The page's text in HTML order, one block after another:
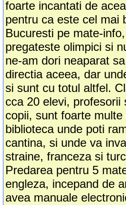
foarte incantati de
pentru ca este cel mai
Bucuresti pe mate-
pregateste olimpici si
ne-am dori neaparat
directia aceea, dar
si sunt cu totul altfel.
cca 20 elevi, profesorii
copii, sunt foarte multe
biblioteca unde poti
cantina, si unde va
straine, franceza si
Predarea pentru 5
engleza, incepand de
avea manuale